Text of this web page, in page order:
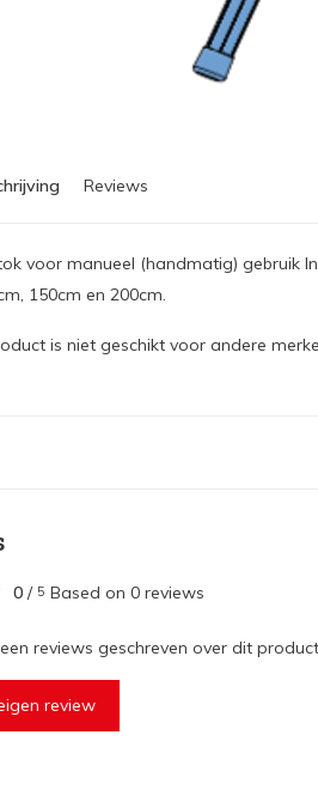
Reviews
voor manueel (handmatig) gebruik
150cm en 200cm.
is niet geschikt voor andere
0 / 5 Based on 0 reviews
reviews geschreven over dit
review